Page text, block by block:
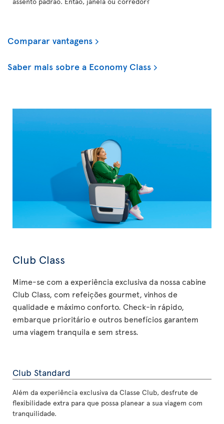
Comparar vantagens
Saber mais sobre a Economy Class
Club Class
Mime-se com a experiência exclusiva da nossa cabine
Club Class, com refeições gourmet, vinhos de
qualidade e máximo conforto. Check-in rápido,
embarque prioritário e outros benefícios garantem
uma viagem tranquila e sem stress.
Club Standard
Além da experiência exclusiva da Classe Club, desfrute de
flexibilidade extra para que possa planear a sua viagem com
tranquilidade.